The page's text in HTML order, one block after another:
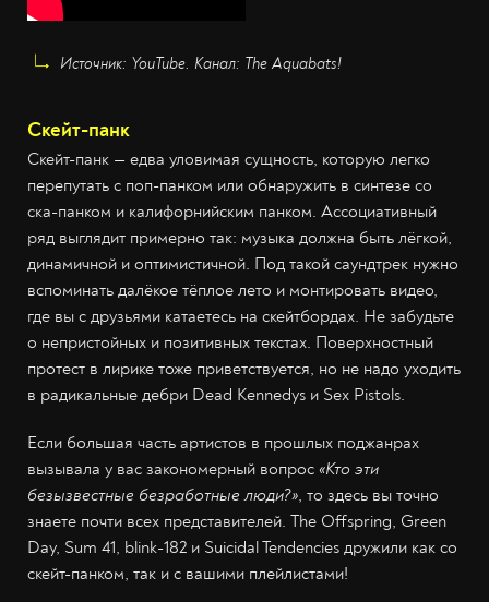
Источник: YouTube. Канал: The Aquabats!
Скейт-панк
Скейт-панк — едва уловимая сущность, которую легко
перепутать с поп-панком или обнаружить в синтезе со
ска-панком и калифорнийским панком. Ассоциативный
ряд выглядит примерно так: музыка должна быть лёгкой,
динамичной и оптимистичной. Под такой саундтрек нужно
вспоминать далёкое тёплое лето и монтировать видео,
где вы с друзьями катаетесь на скейтбордах. Не забудьте
о непристойных и позитивных текстах. Поверхностный
протест в лирике тоже приветствуется, но не надо уходить
в радикальные дебри Dead Kennedys и Sex Pistols.
Если большая часть артистов в прошлых поджанрах
вызывала у вас закономерный вопрос «Кто эти
безызвестные безработные люди?», то здесь вы точно
знаете почти всех представителей. The Offspring, Green
Day, Sum 41, blink-182 и Suicidal Tendencies дружили как со
скейт-панком, так и с вашими плейлистами!